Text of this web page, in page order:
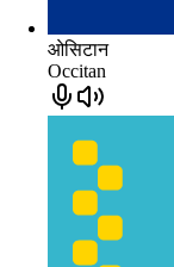
ओसिटान
Occitan